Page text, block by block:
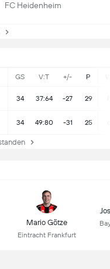
GS V:T +/- P
34 37:64 -27 29
34 49:80 -31 25
FC Heidenheim
Mario Götze
Eintracht Frankfurt